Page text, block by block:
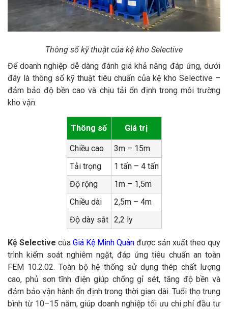
Thông số kỹ thuật của kệ kho Selective
Để doanh nghiệp dễ dàng đánh giá khả năng đáp ứng, dưới
đây là thông số kỹ thuật tiêu chuẩn của kệ kho Selective –
đảm bảo độ bền cao và chịu tải ổn định trong môi trường
kho vận:
Thông số Giá trị
Chiều cao
3m – 15m
Tải trọng
1 tấn – 4 tấn
Độ rộng
1m – 1,5m
Chiều dài
2,5m – 4m
Độ dày sắt
2,2 ly
Kệ Selective của Giá Kệ Minh Quân được sản xuất theo quy
trình kiểm soát nghiêm ngặt, đáp ứng tiêu chuẩn an toàn
FEM 10.2.02. Toàn bộ hệ thống sử dụng thép chất lượng
cao, phủ sơn tĩnh điện giúp chống gỉ sét, tăng độ bền và
đảm bảo vận hành ổn định trong thời gian dài. Tuổi thọ trung
bình từ 10–15 năm, giúp doanh nghiệp tối ưu chi phí đầu tư